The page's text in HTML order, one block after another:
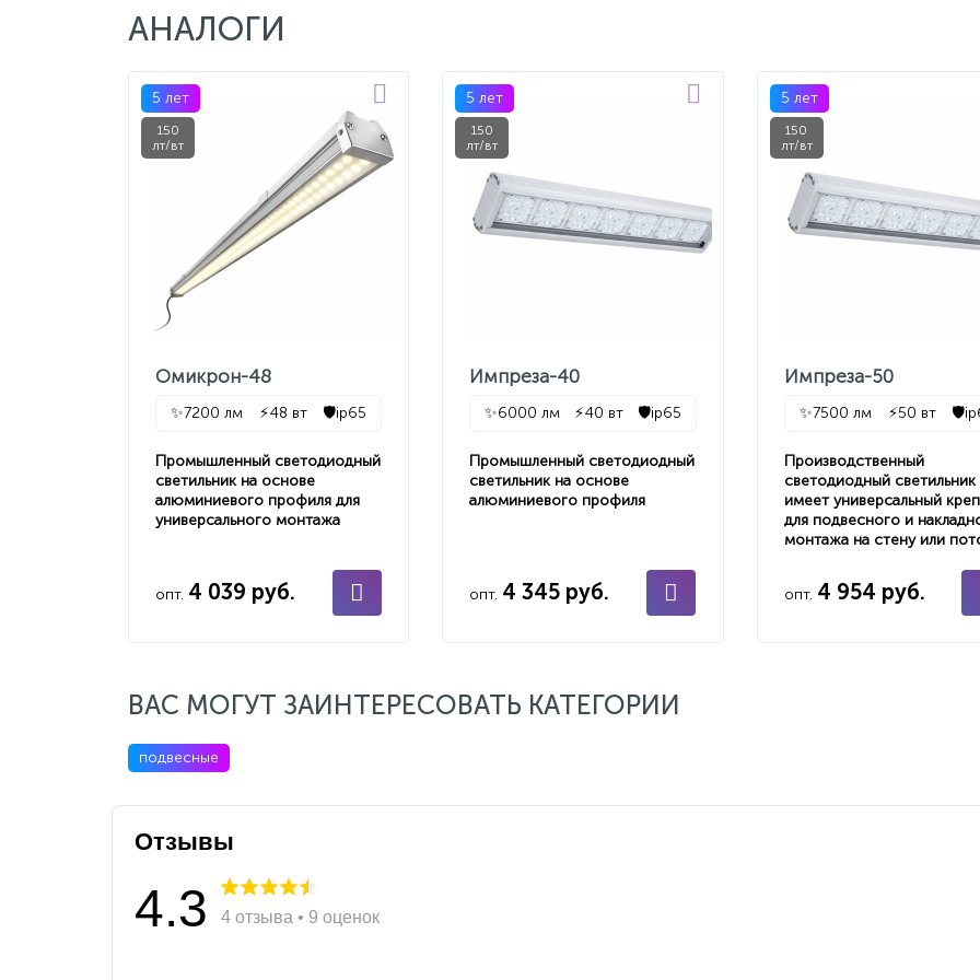
АНАЛОГИ
5 лет
150
лт/вт
Омикрон-48
✨7200 лм ⚡48 вт 🛡️ip65
Промышленный светодиодный
светильник на основе
алюминиевого профиля для
универсального монтажа
опт. 4 039 руб.
5 лет
150
лт/вт
Импреза-40
✨6000 лм ⚡40 вт 🛡️ip65
Промышленный светодиодный
светильник на основе
алюминиевого профиля
опт. 4 345 руб.
5 лет
150
лт/вт
Импреза-50
✨7500 лм ⚡50 вт 🛡️
Производственный
светодиодный светильник
имеет универсальный
для подвесного и
монтажа на стену или
опт. 4 954 руб.
ВАС МОГУТ ЗАИНТЕРЕСОВАТЬ КАТЕГОРИИ
подвесные
Отзывы
4.3 4 отзыва • 9 оценок